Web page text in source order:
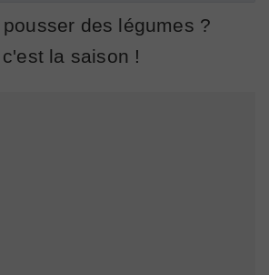
des légumes ?
la saison !